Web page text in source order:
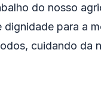
do nosso
para a
cuidando da